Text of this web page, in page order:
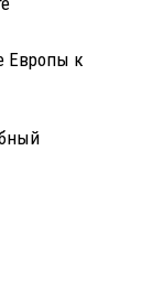
Европы к